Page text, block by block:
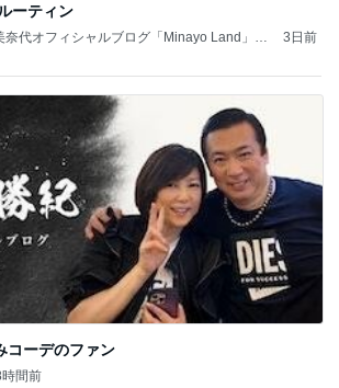
ーティン
奈代オフィシャルブログ「Minayo Land」P
3日前
コーデのファン
時間前